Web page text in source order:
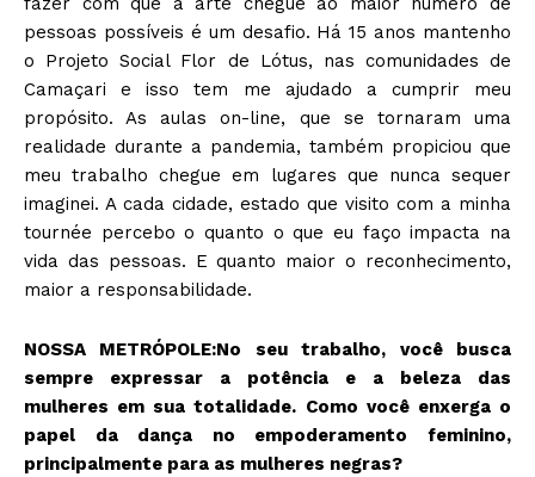
pessoas possíveis é um desafio. Há 15 anos mantenho
o Projeto Social Flor de Lótus, nas comunidades de
Camaçari e isso tem me ajudado a cumprir meu
propósito. As aulas on-line, que se tornaram uma
realidade durante a pandemia, também propiciou que
meu trabalho chegue em lugares que nunca sequer
imaginei. A cada cidade, estado que visito com a minha
tournée percebo o quanto o que eu faço impacta na
vida das pessoas. E quanto maior o reconhecimento,
maior a responsabilidade.
NOSSA METRÓPOLE:No seu trabalho, você busca
sempre expressar a potência e a beleza das
mulheres em sua totalidade. Como você enxerga o
papel da dança no empoderamento feminino,
principalmente para as mulheres negras?